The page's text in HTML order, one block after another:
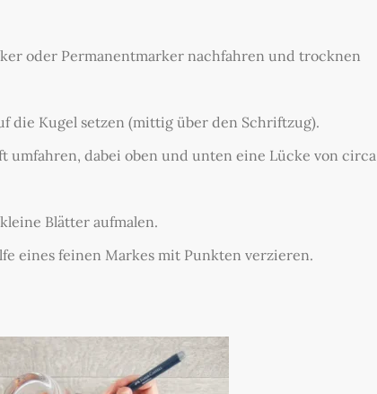
oder Permanentmarker nachfahren und trocknen
die Kugel setzen (mittig über den Schriftzug).
umfahren, dabei oben und unten eine Lücke von circa
Blätter aufmalen.
eines feinen Markes mit Punkten verzieren.